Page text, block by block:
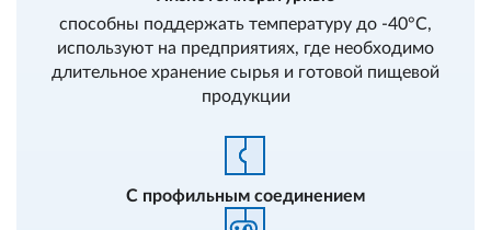
способны поддержать температуру до -40°С,
используют на предприятиях, где необходимо
длительное хранение сырья и готовой пищевой
продукции
C профильным соединением